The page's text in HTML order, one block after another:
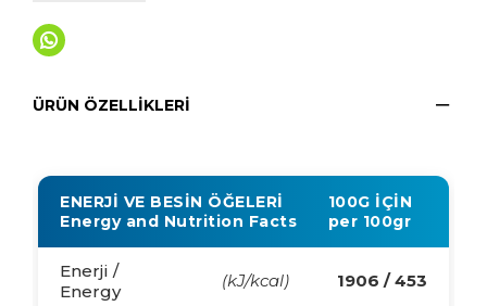
ÜRÜN ÖZELLIKLERI
ENERJİ VE BESİN ÖĞELERİ
Energy and Nutrition Facts
100G İÇİN
per 100gr
Enerji /
Energy
(kJ/kcal) 1906 / 453